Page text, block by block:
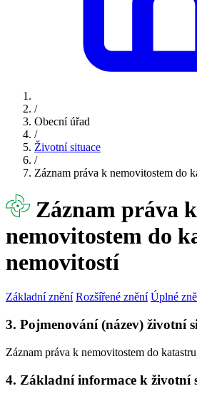
/
Obecní úřad
/
Životní situace
/
Záznam práva k nemovitostem do
Záznam práva k
nemovitostem do
nemovitostí
Základní znění Rozšířené znění Úplné
3. Pojmenování (název) životní
Záznam práva k nemovitostem do
4. Základní informace k životní